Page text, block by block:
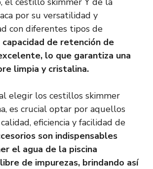
por su versatilidad y
con diferentes tipos de
capacidad de retención de
lo que garantiza una
limpia y cristalina.
elegir los cestillos skimmer
es crucial optar por aquellos
eficiencia y facilidad de
son indispensables
el agua de la piscina
de impurezas, brindando así